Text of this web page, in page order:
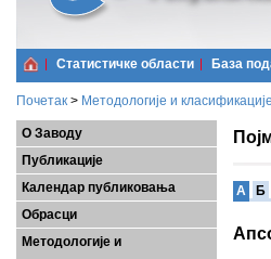
Статистичке области Базa
Почетак > Методологије и класификације
О Заводу
Публикације
Календар публиковања
Обрасци
Методологије и
A Б